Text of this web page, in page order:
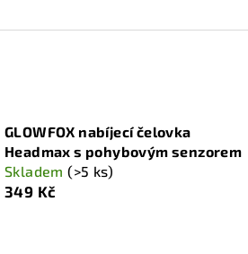
GLOWFOX nabíjecí čelovka
Headmax s pohybovým senzorem
Skladem(>5 ks)
349 Kč